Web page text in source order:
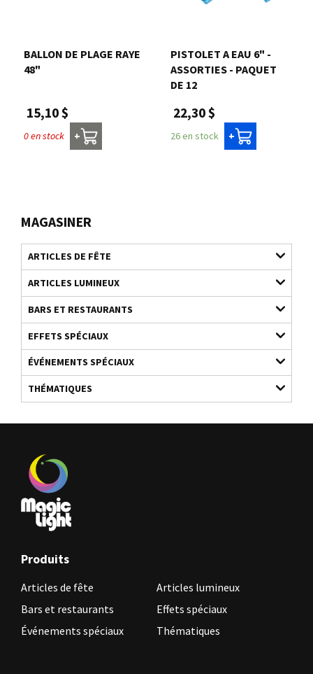
MAGASINER
ARTICLES DE FÊTE
ARTICLES LUMINEUX
BARS ET RESTAURANTS
EFFETS SPÉCIAUX
ÉVÉNEMENTS SPÉCIAUX
THÉMATIQUES
BALLON DE PLAGE RAYE
48"
15,10 $
0 en stock +
PISTOLET A EAU 6" -
ASSORTIES - PAQUET
DE 12
22,30 $
26 en stock +
Produits
Articles de fête
Articles lumineux
Bars et restaurants
Effets spéciaux
Événements spéciaux
Thématiques